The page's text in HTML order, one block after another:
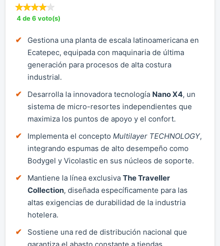
4 de 6 voto(s)
Gestiona una planta de escala latinoamericana en
Ecatepec, equipada con maquinaria de última
generación para procesos de alta costura
industrial.
Desarrolla la innovadora tecnología Nano X4, un
sistema de micro-resortes independientes que
maximiza los puntos de apoyo y el confort.
Implementa el concepto Multilayer TECHNOLOGY,
integrando espumas de alto desempeño como
Bodygel y Vicolastic en sus núcleos de soporte.
Mantiene la línea exclusiva The Traveller
Collection, diseñada específicamente para las
altas exigencias de durabilidad de la industria
hotelera.
Sostiene una red de distribución nacional que